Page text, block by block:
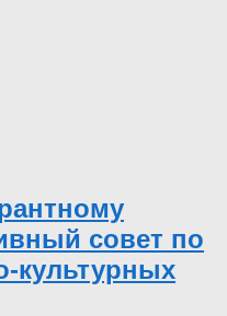
совет по
культурных